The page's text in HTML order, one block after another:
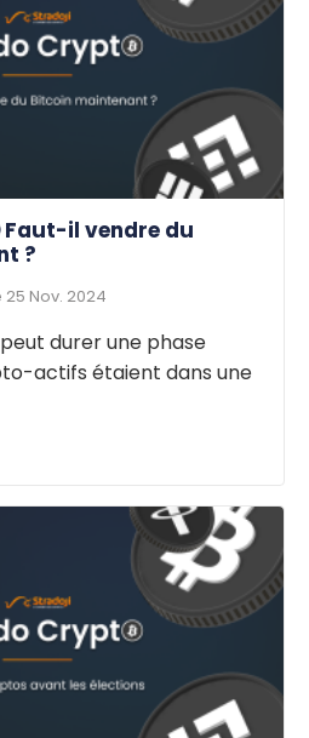
Faut-il vendre du
?
25 Nov. 2024
durer une phase
actifs étaient dans une